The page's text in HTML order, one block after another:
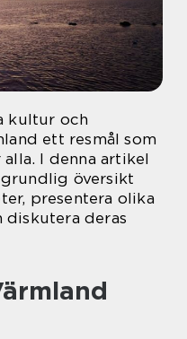
kultur och
ett resmål som
I denna artikel
översikt
presentera olika
diskutera deras